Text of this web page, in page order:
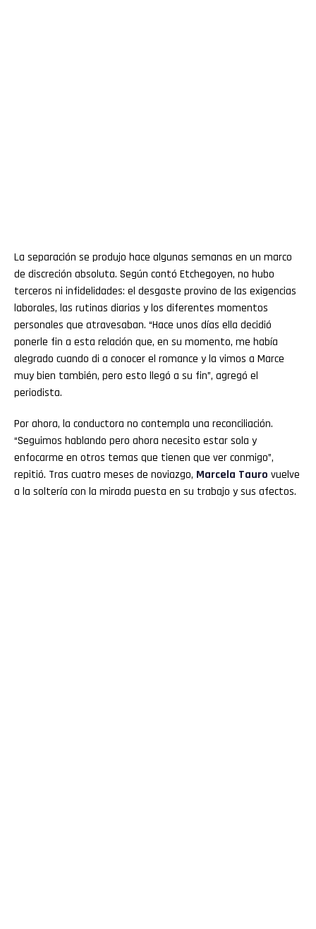
La separación se produjo hace algunas semanas en un marco
de discreción absoluta. Según contó Etchegoyen, no hubo
terceros ni infidelidades: el desgaste provino de las exigencias
laborales, las rutinas diarias y los diferentes momentos
personales que atravesaban. “Hace unos días ella decidió
ponerle fin a esta relación que, en su momento, me había
alegrado cuando di a conocer el romance y la vimos a Marce
muy bien también, pero esto llegó a su fin”, agregó el
periodista.
Por ahora, la conductora no contempla una reconciliación.
“Seguimos hablando pero ahora necesito estar sola y
enfocarme en otros temas que tienen que ver conmigo”,
repitió. Tras cuatro meses de noviazgo, Marcela Tauro vuelve
a la soltería con la mirada puesta en su trabajo y sus afectos.